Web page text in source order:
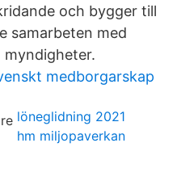
och bygger till
samarbeten med
medborgarskap
löneglidning 2021
hm miljopaverkan